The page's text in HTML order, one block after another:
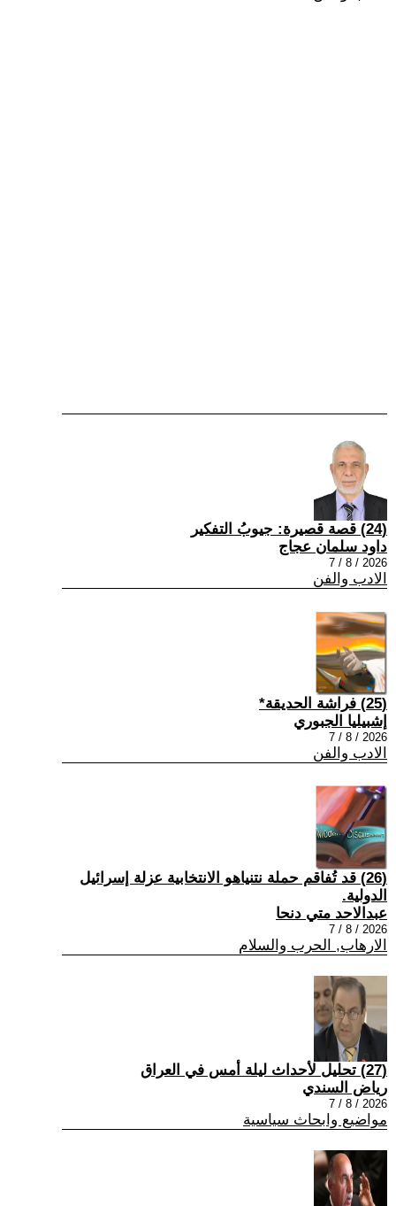
(24) قصة قصيرة: جيوبُ التفكير
داود سلمان عجاج
2026 / 8 / 7
الادب والفن
(25) فراشة الحديقة*
إشبيليا الجبوري
2026 / 8 / 7
الادب والفن
(26) قد تُفاقم حملة نتنياهو الانتخابية عزلة إسرائيل
الدولية.
عبدالاحد متي دنحا
2026 / 8 / 7
الارهاب, الحرب والسلام
(27) تحليل لأحداث ليلة أمس في العراق
رياض السندي
2026 / 8 / 7
مواضيع وابحاث سياسية